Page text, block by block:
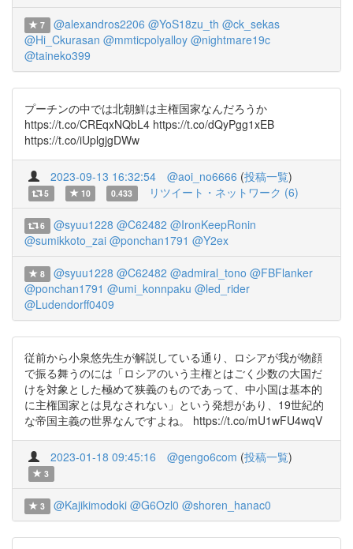
7 @alexandros2206 @YoS18zu_th @ck_sekas
@Hi_Ckurasan @mmticpolyalloy @nightmare19c
@taineko399
プーチンの中では北朝鮮は主権国家なんだろうか
https://t.co/CREqxNQbL4 https://t.co/dQyPgg1xEB
https://t.co/iUplgjgDWw
2023-09-13 16:32:54 @aoi_no6666 (投稿一覧)
5 10 0.433 リツイート・ネットワーク (6)
6 @syuu1228 @C62482 @IronKeepRonin
@sumikkoto_zai @ponchan1791 @Y2ex
8 @syuu1228 @C62482 @admiral_tono @FBFlanker
@ponchan1791 @umi_konnpaku @led_rider
@Ludendorff0409
従前から小泉悠先生が解説している通り、ロシアが我が物顔
で振る舞うのには「ロシアのいう主権とはごく少数の大国だ
けを対象とした極めて狭義のものであって、中小国は基本的
に主権国家とは見なされない」という発想があり、19世紀的
な帝国主義の世界なんですよね。 https://t.co/mU1wFU4wqV
2023-01-18 09:45:16 @gengo6com (投稿一覧)
3
3 @Kajikimodoki @G6Ozl0 @shoren_hanac0